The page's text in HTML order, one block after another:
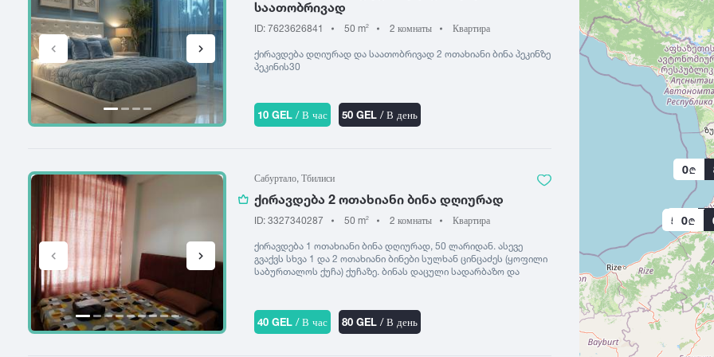
საათობრივად
ID: 7623626841 50 m2 2 комнаты Квартира
ქირავდება დღიურად და საათობრივად 2 ოთახიანი ბინა პეკინზე
პეკინის30
10 GEL / В час 50 GEL / В день
Сабуртало, Тбилиси
ქირავდება 2 ოთახიანი ბინა დღიურად
ID: 3327340287 50 m2 2 комнаты Квартира
ქირავდება 1 ოთახიანი ბინა დღიურად, 50 ლარიდან. ასევე
გვაქვს სხვა 1 და 2 ოთახიანი ბინები სულხან ცინცაძეს (ყოფილი
საბურთალოს ქუჩა) ქუჩაზე. ბინას დაცული სადარბაზო და
40 GEL / В час 80 GEL / В день
20
0
20
500
0
0